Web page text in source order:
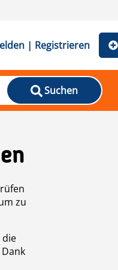
| Registrieren
Suchen
zu
die